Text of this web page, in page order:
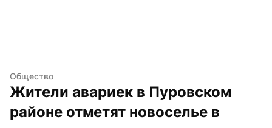
Общество
Жители авариек в Пуровском
районе отметят новоселье в